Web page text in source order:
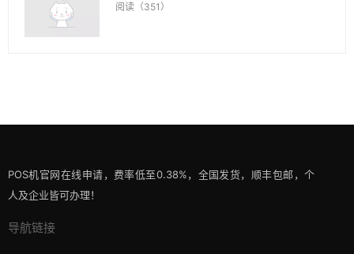
阅读（351）
POS机官网在线申请，费率低至0.38%，全国发货，顺丰包邮，个
人及企业皆可办理！
导航链接